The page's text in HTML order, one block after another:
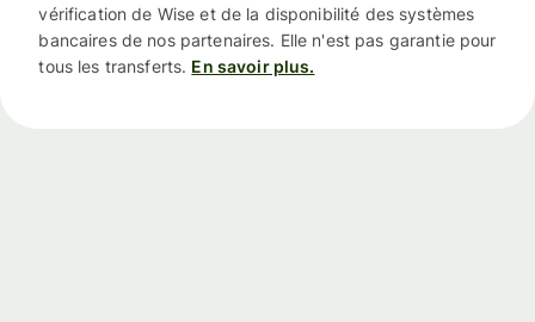
vérification de Wise et de la disponibilité des systèmes
bancaires de nos partenaires. Elle n'est pas garantie pour
tous les transferts. En savoir plus.